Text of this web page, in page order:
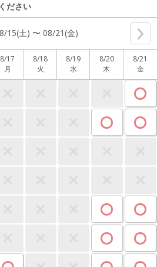
ださい
15(土) 〜 08/21(金)
8/17
月
8/18
火
8/19
水
8/20
木
8/21
金